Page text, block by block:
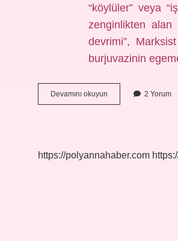
“köylüler” veya
zenginlikten alan
devrimi”,
burjuvazinin
Devamını okuyun
Ahlakı
2 Yorum
https://polyannahaber.com